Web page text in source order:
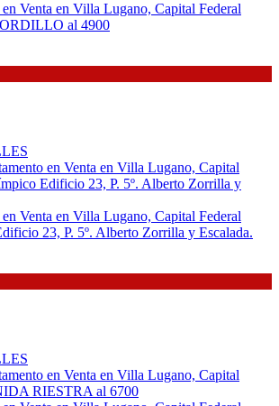
Venta en Villa Lugano, Capital Federal
al 4900
Venta en Villa Lugano, Capital Federal
23, P. 5º. Alberto Zorrilla y Escalada.